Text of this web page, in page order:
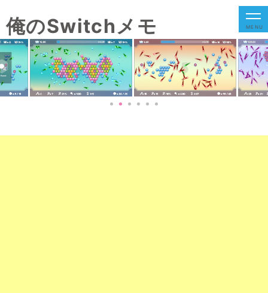
俺のSwitchメモ MENU